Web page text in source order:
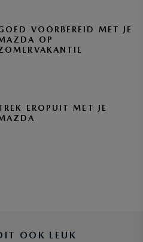
VOORBEREID MET JE
OP
EROPUIT MET JE
OOK LEUK